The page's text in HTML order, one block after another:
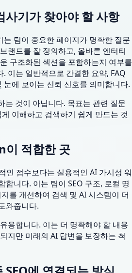
사기가 찾아야 할 사항
팀이 중요한 페이지가 명확한 질문
랜드를 잘 정의하고, 올바른 엔터티
구조화된 섹션을 포함하는지 여부를
이는 일반적으로 간결한 요약, FAQ
눈에 보이는 신뢰 신호를 의미합니다.
는 것이 아닙니다. 목표는 관련 질문
이해하고 검색하기 쉽게 만드는 것
적합한 곳
인 점수보다는 실용적인 AI 가시성 워
합니다. 이는 팀이 SEO 구조, 로컬 명
를 개선하여 검색 및 AI 시스템이 더
와줍니다.
용합니다. 이는 더 명확해야 할 내용
지만 미래의 AI 답변을 보장하는 척